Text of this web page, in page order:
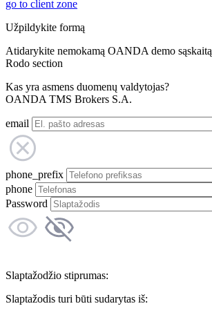
go to client zone
Užpildykite formą
Atidarykite nemokamą OANDA demo sąskaitą
Rodo section
Kas yra asmens duomenų valdytojas?
OANDA TMS Brokers S.A.
email
phone_prefix
phone
Password
Slaptažodžio stiprumas:
Slaptažodis turi būti sudarytas iš: